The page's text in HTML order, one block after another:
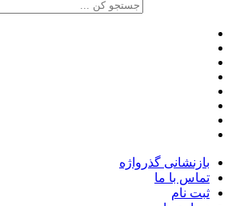
بازنشانی گذرواژه
تماس با ما
ثبت نام